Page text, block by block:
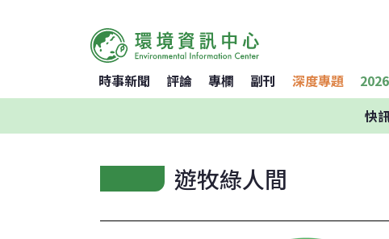
時事新聞 評論 專欄 副刊 深度專題
快
遊牧綠人間